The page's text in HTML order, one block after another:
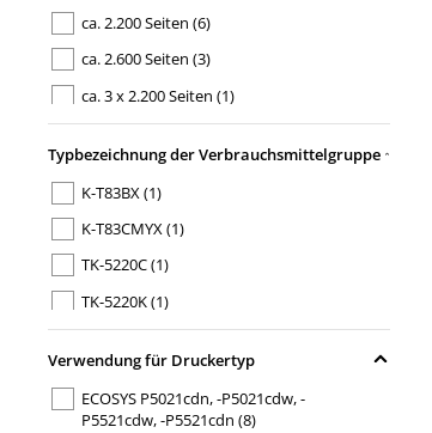
KYOCERA TK-5230K
KYOCERA TK-5230K (1T02R90NL0)
KYOCERA TK-5230M (1T02R9BNL0)
KYOCERA TK-5230Y (1T02R9ANL0)(1)
ca. 2.200 Seiten (6)
ca. 2.600 Seiten (3)
ca. 3 x 2.200 Seiten (1)
Typbezeichnung der Verbrauchsmittelgruppe
K-T83BX(1)
K-T83CMYX(1)
TK-5220C(1)
TK-5220K(1)
TK-5220M(1)
TK-5220Y(1)
TK-5230C (1)
Verwendung für Druckertyp
ECOSYS P5021cdn, -P5021cdw, -
P5521cdw, -P5521cdn (8)